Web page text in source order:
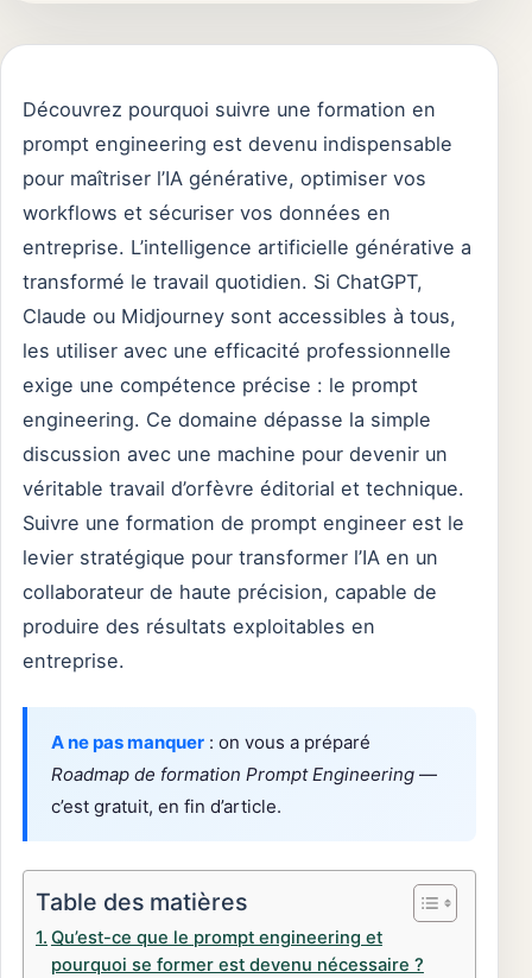
Découvrez pourquoi suivre une formation en
prompt engineering est devenu indispensable
pour maîtriser l’IA générative, optimiser vos
workflows et sécuriser vos données en
entreprise. L’intelligence artificielle générative a
transformé le travail quotidien. Si ChatGPT,
Claude ou Midjourney sont accessibles à tous,
les utiliser avec une efficacité professionnelle
exige une compétence précise : le prompt
engineering. Ce domaine dépasse la simple
discussion avec une machine pour devenir un
véritable travail d’orfèvre éditorial et technique.
Suivre une formation de prompt engineer est le
levier stratégique pour transformer l’IA en un
collaborateur de haute précision, capable de
produire des résultats exploitables en
entreprise.
A ne pas manquer : on vous a préparé
Roadmap de formation Prompt Engineering —
c’est gratuit, en fin d’article.
Table des matières
Qu’est-ce que le prompt engineering et
pourquoi se former est devenu nécessaire ?